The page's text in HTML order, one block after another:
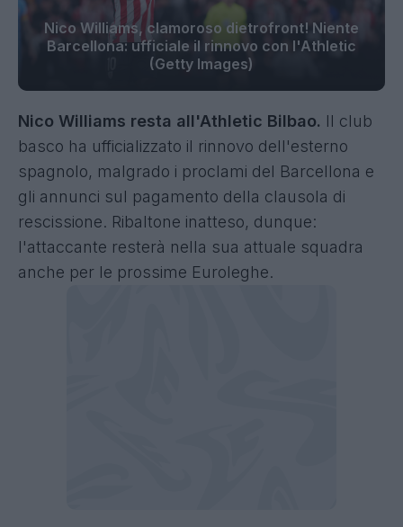
Nico Williams, clamoroso dietrofront! Niente
Barcellona: ufficiale il rinnovo con l'Athletic
(Getty Images)
Nico Williams resta all'Athletic Bilbao. Il club
basco ha ufficializzato il rinnovo dell'esterno
spagnolo, malgrado i proclami del Barcellona e
gli annunci sul pagamento della clausola di
rescissione. Ribaltone inatteso, dunque:
l'attaccante resterà nella sua attuale squadra
anche per le prossime Euroleghe.